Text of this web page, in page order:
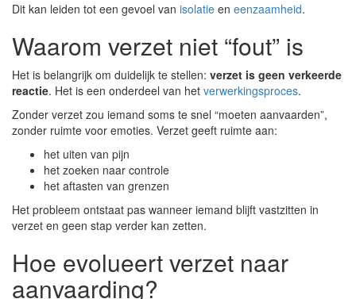
Dit kan leiden tot een gevoel van isolatie en eenzaamheid.
Waarom verzet niet “fout” is
Het is belangrijk om duidelijk te stellen: verzet is geen verkeerde
reactie. Het is een onderdeel van het verwerkingsproces.
Zonder verzet zou iemand soms te snel “moeten aanvaarden”,
zonder ruimte voor emoties. Verzet geeft ruimte aan:
het uiten van pijn
het zoeken naar controle
het aftasten van grenzen
Het probleem ontstaat pas wanneer iemand blijft vastzitten in
verzet en geen stap verder kan zetten.
Hoe evolueert verzet naar
aanvaarding?